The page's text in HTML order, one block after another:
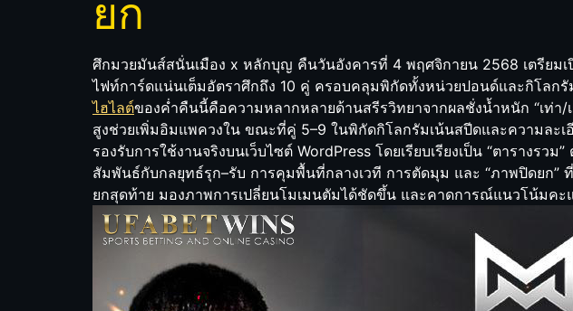
ยก
ศึกมวยมันส์สนั่นเมือง x หลักบุญ คืนวันอังคารที่ 4 พฤศจิกายน 2568 เตรียมเ
ไฟท์การ์ดแน่นเต็มอัตราศึกถึง 10 คู่ ครอบคลุมพิกัดทั้งหน่วยปอนด์และกิโลก
ไฮไลต์ของค่ำคืนนี้คือความหลากหลายด้านสรีรวิทยาจากผลชั่งน้ำหนัก “เท่
สูงช่วยเพิ่มอิมแพควงใน ขณะที่คู่ 5–9 ในพิกัดกิโลกรัมเน้นสปีดและความละเ
รองรับการใช้งานจริงบนเว็บไซต์ WordPress โดยเรียบเรียงเป็น “ตารางร
สัมพันธ์กับกลยุทธ์รุก–รับ การคุมพื้นที่กลางเวที การตัดมุม และ “ภาพปิดยก”
ยกสุดท้าย มองภาพการเปลี่ยนโมเมนตัมได้ชัดขึ้น และคาดการณ์แนวโน้มค